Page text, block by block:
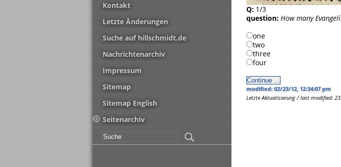
Kontakt
Letzte Änderungen
Suche auf hillschmidt.de
Nachrichtenarchiv
Impressum
Sitemap
Sitemap English
Seitenarchiv
Q: 1/3
question: How many
one
two
three
four
modified: 02/23/12, 12:34:07 pm
Letzte Aktualisierung / last modified: